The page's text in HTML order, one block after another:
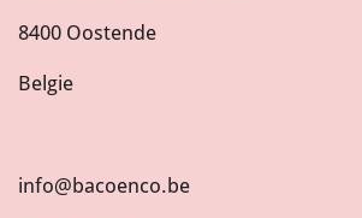
8400 Oostende
Belgie
info@bacoenco.be